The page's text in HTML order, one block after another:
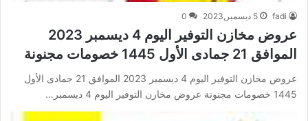
fadi 5 ديسمبر,2023 0
عروض مخازن التوفير اليوم 4 ديسمبر 2023
الموافق 21 جمادى الأول 1445 خصومات مجنونة
عروض مخازن التوفير اليوم 4 ديسمبر 2023 الموافق 21 جمادى الأول
1445 خصومات مجنونة عروض مخازن التوفير اليوم 4 ديسمبر…